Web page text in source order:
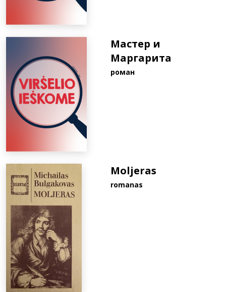
Мастер и
Маргарита
роман
Moljeras
romanas